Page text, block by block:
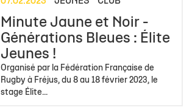
Minute Jaune et Noir -
Générations Bleues : Élite
Jeunes !
Organisé par la Fédération Française de
Rugby à Fréjus, du 8 au 18 février 2023, le
stage Élite...